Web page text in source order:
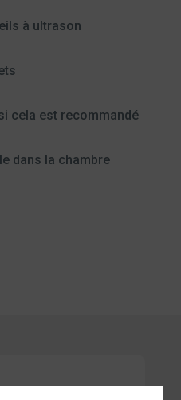
à ultrason
cela est recommandé
dans la chambre